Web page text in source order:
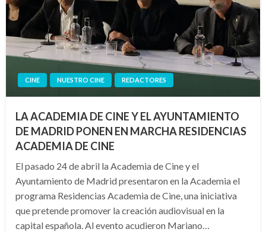
CINE NUESTRO CINE REDACTORES
LA ACADEMIA DE CINE Y EL AYUNTAMIENTO
DE MADRID PONEN EN MARCHA RESIDENCIAS
ACADEMIA DE CINE
El pasado 24 de abril la Academia de Cine y el
Ayuntamiento de Madrid presentaron en la Academia el
programa Residencias Academia de Cine, una iniciativa
que pretende promover la creación audiovisual en la
capital española. Al evento acudieron Mariano…